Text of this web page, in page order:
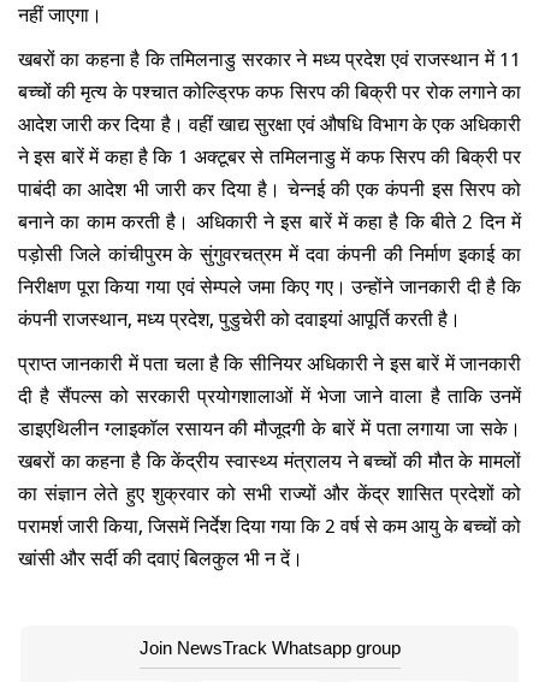
नहीं जाएगा।
खबरों का कहना है कि तमिलनाडु सरकार ने मध्य प्रदेश एवं राजस्थान में 11
बच्चों की मृत्य के पश्चात कोल्ड्रिफ कफ सिरप की बिक्री पर रोक लगाने का
आदेश जारी कर दिया है। वहीं खाद्य सुरक्षा एवं औषधि विभाग के एक अधिकारी
ने इस बारें में कहा है कि 1 अक्टूबर से तमिलनाडु में कफ सिरप की बिक्री पर
पाबंदी का आदेश भी जारी कर दिया है। चेन्नई की एक कंपनी इस सिरप को
बनाने का काम करती है। अधिकारी ने इस बारें में कहा है कि बीते 2 दिन में
पड़ोसी जिले कांचीपुरम के सुंगुवरचत्रम में दवा कंपनी की निर्माण इकाई का
निरीक्षण पूरा किया गया एवं सेम्पले जमा किए गए। उन्होंने जानकारी दी है कि
कंपनी राजस्थान, मध्य प्रदेश, पुडुचेरी को दवाइयां आपूर्ति करती है।
प्राप्त जानकारी में पता चला है कि सीनियर अधिकारी ने इस बारें में जानकारी
दी है सैंपल्स को सरकारी प्रयोगशालाओं में भेजा जाने वाला है ताकि उनमें
डाइएथिलीन ग्लाइकॉल रसायन की मौजूदगी के बारें में पता लगाया जा सके।
खबरों का कहना है कि केंद्रीय स्वास्थ्य मंत्रालय ने बच्चों की मौत के मामलों
का संज्ञान लेते हुए शुक्रवार को सभी राज्यों और केंद्र शासित प्रदेशों को
परामर्श जारी किया, जिसमें निर्देश दिया गया कि 2 वर्ष से कम आयु के बच्चों को
खांसी और सर्दी की दवाएं बिलकुल भी न दें।
Join NewsTrack Whatsapp group